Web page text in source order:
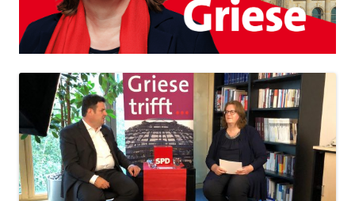
Zum Inhalt springen